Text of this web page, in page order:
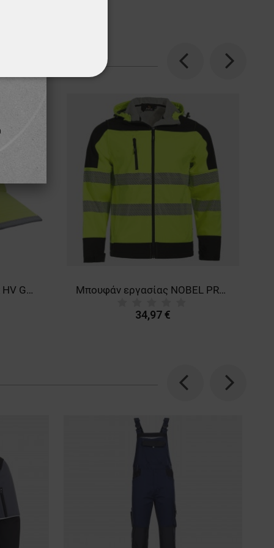
Previous
Καπέλο μπέιζμπολ TAHR HV GREEN Μπουφάν εργασίας NOBEL PRO 2.0 HV YELLOW
34,97 €
Next
Previous Next